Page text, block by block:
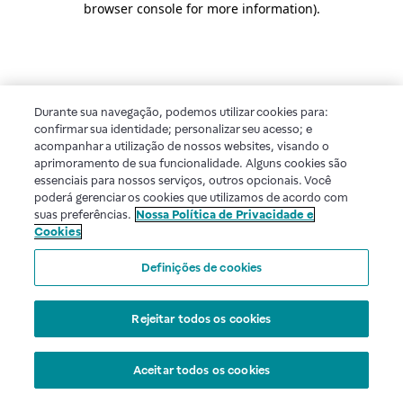
browser console for more information).
Durante sua navegação, podemos utilizar cookies para:
confirmar sua identidade; personalizar seu acesso; e
acompanhar a utilização de nossos websites, visando o
aprimoramento de sua funcionalidade. Alguns cookies são
essenciais para nossos serviços, outros opcionais. Você
poderá gerenciar os cookies que utilizamos de acordo com
suas preferências. Nossa Política de Privacidade e
Cookies
Definições de cookies
Rejeitar todos os cookies
Aceitar todos os cookies